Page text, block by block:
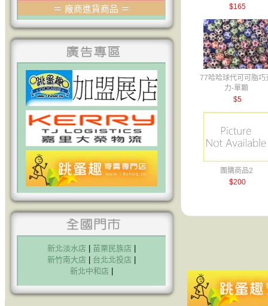
＝ 廠商進貨商品 ＝
新北淡水店 苗栗民族店
新竹南大店
台北北投店
新北中和店
$165
77哈哈球代可可脂巧
力-單顆
$5
團購商品2
$200